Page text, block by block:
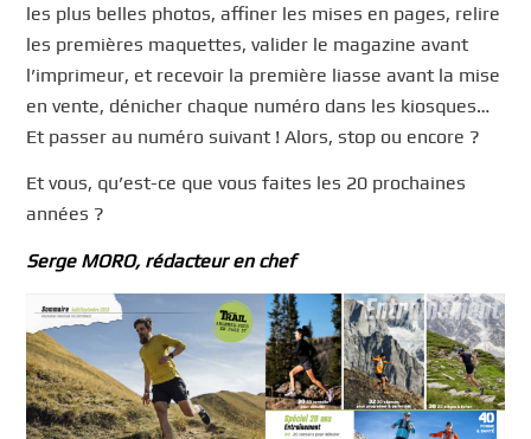
les plus belles photos, affiner les mises en pages, relire
les premières maquettes, valider le magazine avant
l’imprimeur, et recevoir la première liasse avant la mise
en vente, dénicher chaque numéro dans les kiosques…
Et passer au numéro suivant ! Alors, stop ou encore ?
Et vous, qu’est-ce que vous faites les 20 prochaines
années ?
Serge MORO, rédacteur en chef